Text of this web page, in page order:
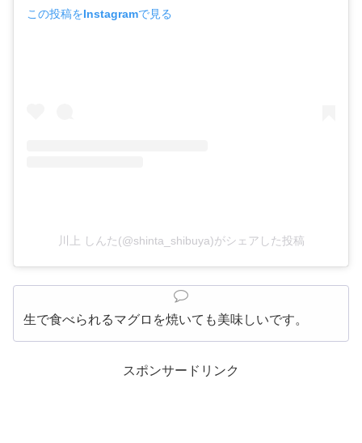
この投稿をInstagramで見る
川上 しんた(@shinta_shibuya)がシェアした投稿
生で食べられるマグロを焼いても美味しいです。
スポンサードリンク